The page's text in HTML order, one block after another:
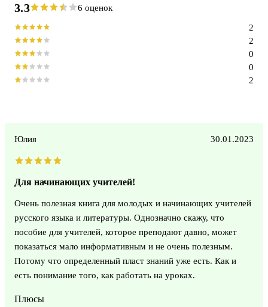
3.3 6 оценок
2
0
0
2
2
Юлия 30.01.2023
Для начинающих учителей!
Очень полезная книга для молодых и начинающих учителей
русского языка и литературы. Однозначно скажу, что
пособие для учителей, которое преподают давно, может
показаться мало информативным и не очень полезным.
Потому что определенный пласт знаний уже есть. Как и
есть понимание того, как работать на уроках.
Плюсы